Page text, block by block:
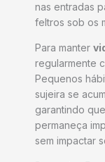
nas entradas
feltros sob os
Para manter
regularmente
Pequenos
sujeira se
garantindo
permaneça
sem impactar